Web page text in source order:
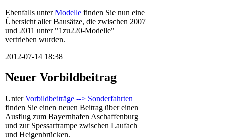
Ebenfalls unterModelle finden Sie nun eine
Übersicht aller Bausätze, die zwischen 2007
und 2011 unter "1zu220-Modelle"
vertrieben wurden.
2012-07-14 18:38
Neuer Vorbildbeitrag
UnterVorbildbeiträge --> Sonderfahrten
finden Sie einen neuen Beitrag über einen
Ausflug zum Bayernhafen Aschaffenburg
und zur Spessartrampe zwischen Laufach
und Heigenbrücken.